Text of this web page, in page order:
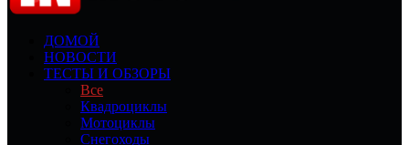
ДОМОЙ
НОВОСТИ
ТЕСТЫ И ОБЗОРЫ
Все
Квадроциклы
Мотоциклы
Снегоходы